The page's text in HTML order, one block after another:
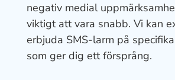
negativ medial
viktigt att vara snabb. Vi kan
erbjuda SMS-larm på
som ger dig ett försprång.